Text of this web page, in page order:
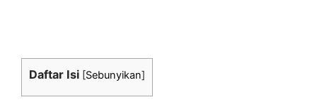
Daftar Isi [Sebunyikan]